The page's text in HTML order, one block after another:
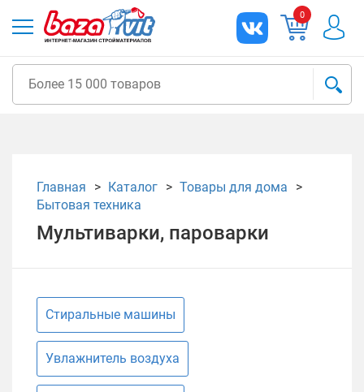
0
Главная Каталог
Товары для дома
Бытовая техника
Мультиварки, пароварки
Стиральные машины
Увлажнитель воздуха